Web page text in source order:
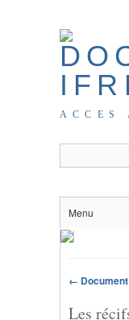
ACCES
Menu
←
Les